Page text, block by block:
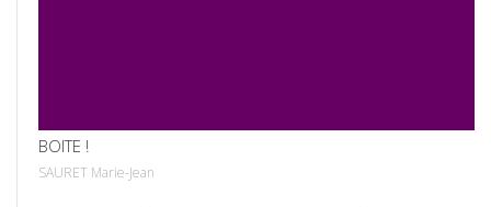
BOITE !
SAURET Marie-Jean